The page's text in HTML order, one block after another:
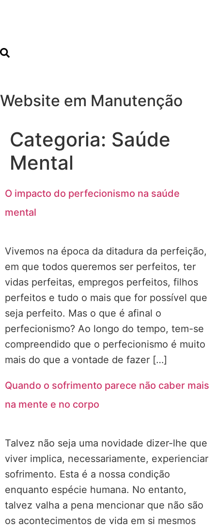
Website em Manutenção
Categoria: Saúde
Mental
O impacto do perfecionismo na saúde
mental
Vivemos na época da ditadura da perfeição,
em que todos queremos ser perfeitos, ter
vidas perfeitas, empregos perfeitos, filhos
perfeitos e tudo o mais que for possível que
seja perfeito. Mas o que é afinal o
perfecionismo? Ao longo do tempo, tem-se
compreendido que o perfecionismo é muito
mais do que a vontade de fazer […]
Quando o sofrimento parece não caber mais
na mente e no corpo
Talvez não seja uma novidade dizer-lhe que
viver implica, necessariamente, experienciar
sofrimento. Esta é a nossa condição
enquanto espécie humana. No entanto,
talvez valha a pena mencionar que não são
os acontecimentos de vida em si mesmos